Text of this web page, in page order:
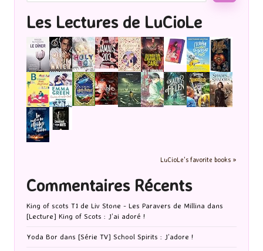
Les Lectures de LuCioLe
LuCioLe's favorite books »
Commentaires Récents
King of scots T1 de Liv Stone - Les Paravers de Millina dans
[Lecture] King of Scots : J’ai adoré !
Yoda Bor dans [Série TV] School Spirits : J’adore !